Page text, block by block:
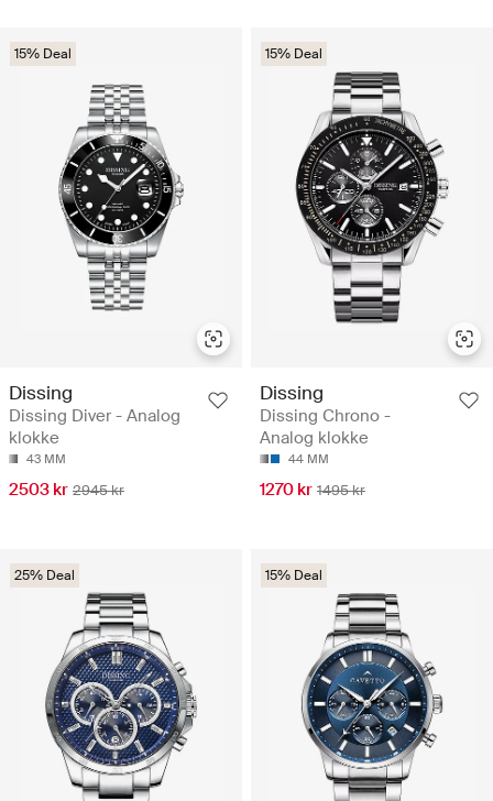
15% Deal
Dissing
Dissing Diver - Analog
klokke
43 MM
2503 kr 2945 kr
15% Deal
Dissing
Dissing Chrono -
Analog klokke
44 MM
1270 kr 1495 kr
25% Deal 15% Deal